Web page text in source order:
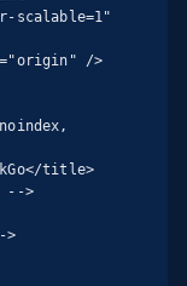
scalable=1"